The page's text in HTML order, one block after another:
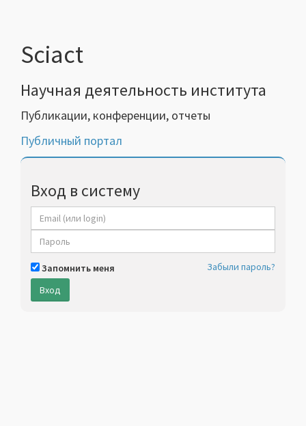
Sciact
Научная деятельность института
Публикации, конференции, отчеты
Публичный портал
Вход в систему
Запомнить меня
Забыли пароль?
Вход